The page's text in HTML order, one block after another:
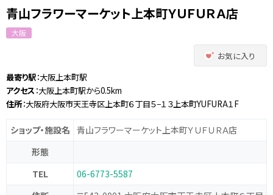
青山フラワーマーケット上本町ＹＵＦＵＲＡ店
大阪
お気に入り
最寄り駅：大阪上本町駅
アクセス ：大阪上本町駅から0.5km
住所：大阪府大阪市天王寺区上本町６丁目５−１３上本町YUFURA１F
ショップ・施設名 青山フラワーマーケット上本町ＹＵＦＵＲＡ店
形態
TEL
06-6773-5587